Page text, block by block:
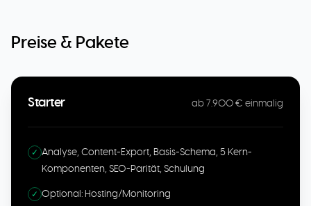
Preise & Pakete
Starter ab 7.900 € einmalig
✓ Analyse, Content-Export, Basis-Schema, 5 Kern-
Komponenten, SEO-Parität, Schulung
✓ Optional: Hosting/Monitoring